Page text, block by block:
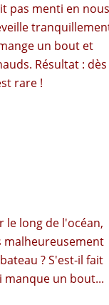
pas menti en nous
un bout et
Résultat : dès
rare !
le long de l'océan,
? S'est-il fait
manque un bout...